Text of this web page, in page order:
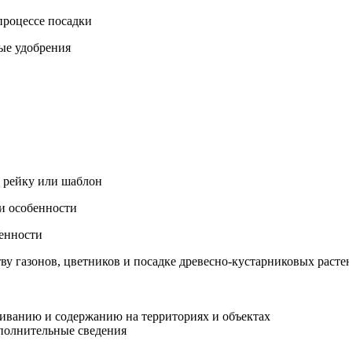
посадки
удобрения
или шаблон
особенности
газонов, цветников и посадке древесно-кустарниковых
и содержанию на территориях и объектах
сведения